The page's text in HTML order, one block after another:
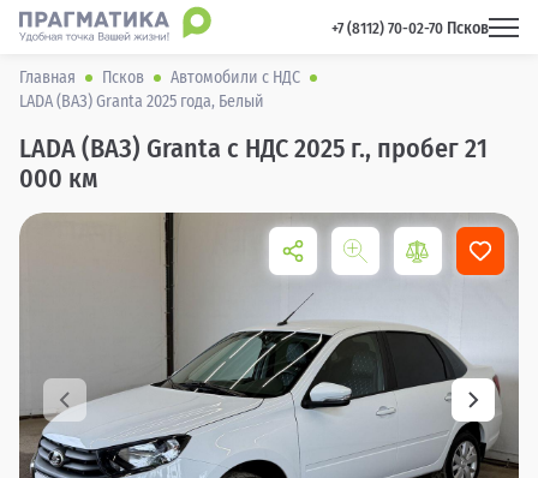
+7 (8112) 70-02-70 Псков
Главная Псков
Автомобили с НДС
LADA (ВАЗ) Granta 2025 года, Белый
LADA (ВАЗ) Granta с НДС 2025 г., пробег 21
000 км